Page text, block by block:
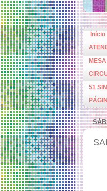
Início
51